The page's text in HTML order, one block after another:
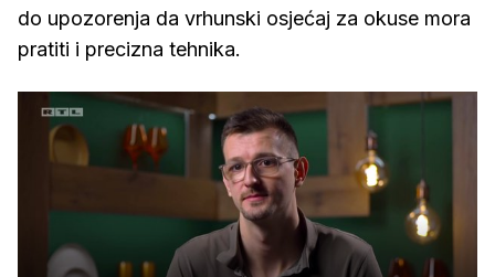
do upozorenja da vrhunski osjećaj za okuse mora
pratiti i precizna tehnika.